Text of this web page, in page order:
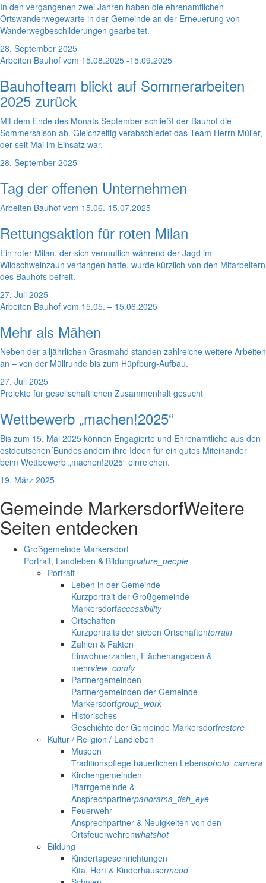
In den vergangenen zwei Jahren haben die ehrenamtlichen
Ortswanderwegewarte in der Gemeinde an der Erneuerung von
Wanderwegbeschilderungen gearbeitet.
28. September 2025
Arbeiten Bauhof vom 15.08.2025 -15.09.2025
Bauhofteam blickt auf Sommerarbeiten
2025 zurück
Mit dem Ende des Monats September schließt der Bauhof die
Sommersaison ab. Gleichzeitig verabschiedet das Team Herrn Müller,
der seit Mai im Einsatz war.
28. September 2025
Tag der offenen Unternehmen
Arbeiten Bauhof vom 15.06.-15.07.2025
Rettungsaktion für roten Milan
Ein roter Milan, der sich vermutlich während der Jagd im
Wildschweinzaun verfangen hatte, wurde kürzlich von den Mitarbeitern
des Bauhofs befreit.
27. Juli 2025
Arbeiten Bauhof vom 15.05. – 15.06.2025
Mehr als Mähen
Neben der alljährlichen Grasmahd standen zahlreiche weitere Arbeiten
an – von der Müllrunde bis zum Hüpfburg-Aufbau.
27. Juli 2025
Projekte für gesellschaftlichen Zusammenhalt gesucht
Wettbewerb „machen!2025“
Bis zum 15. Mai 2025 können Engagierte und Ehrenamtliche aus den
ostdeutschen´Bundesländern ihre Ideen für ein gutes Miteinander
beim Wettbewerb „machen!2025“ einreichen.
19. März 2025
Gemeinde MarkersdorfWeitere
Seiten entdecken
Großgemeinde Markersdorf
Portrait, Landleben & Bildungnature_people
Portrait
Leben in der Gemeinde
Kurzportrait der Großgemeinde
Markersdorfaccessibility
Ortschaften
Kurzportraits der sieben Ortschaftenterrain
Zahlen & Fakten
Einwohnerzahlen, Flächenangaben &
mehrview_comfy
Partnergemeinden
Partnergemeinden der Gemeinde
Markersdorfgroup_work
Historisches
Geschichte der Gemeinde Markersdorfrestore
Kultur / Religion / Landleben
Museen
Traditionspflege bäuerlichen Lebensphoto_camera
Kirchengemeinden
Pfarrgemeinde &
Ansprechpartnerpanorama_fish_eye
Feuerwehr
Ansprechpartner & Neuigkeiten von den
Ortsfeuerwehrenwhatshot
Bildung
Kindertageseinrichtungen
Kita, Hort & Kinderhäusermood